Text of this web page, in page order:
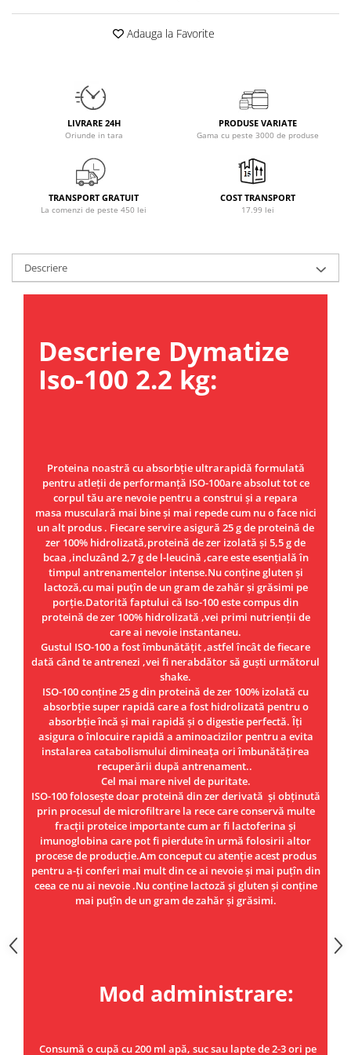
Osavi
Puritan`s Pride
Revoflex
Rich Piana 5% Nutrition
Scitec
Scivation
Skill Nutrition
Swanson
Under Armour
Universal
Adauga la Favorite
LIVRARE 24H
Oriunde in tara
PRODUSE VARIATE
Gama cu peste 3000 de produse
TRANSPORT GRATUIT
La comenzi de peste 450 lei
COST TRANSPORT
17.99 lei
Descriere
Descriere Dymatize
Iso-100 2.2 kg:
Proteina noastră cu absorbție ultrarapidă formulată
pentru atleții de performanță ISO-100are absolut tot ce
corpul tău are nevoie pentru a construi și a repara
masa musculară mai bine și mai repede cum nu o face nici
un alt produs . Fiecare servire asigură 25 g de proteină de
zer 100% hidrolizată,proteină de zer izolată și 5,5 g de
bcaa ,incluzând 2,7 g de l-leucină ,care este esențială în
timpul antrenamentelor intense.Nu conține gluten și
lactoză,cu mai puțîn de un gram de zahăr și grăsimi pe
porție.Datorită faptului că Iso-100 este compus din
proteină de zer 100% hidrolizată ,vei primi nutrienții de
care ai nevoie instantaneu.
Gustul ISO-100 a fost îmbunătățit ,astfel încât de fiecare
dată când te antrenezi ,vei fi nerabdător să guști următorul
shake.
ISO-100 conține 25 g din proteină de zer 100% izolată cu
absorbție super rapidă care a fost hidrolizată pentru o
absorbție încă și mai rapidă și o digestie perfectă. Îți
asigura o înlocuire rapidă a aminoacizilor pentru a evita
instalarea catabolismului dimineața ori îmbunătățirea
recuperării după antrenament..
Cel mai mare nivel de puritate.
ISO-100 folosește doar proteină din zer derivată și obținută
prin procesul de microfiltrare la rece care conservă multe
fracții proteice importante cum ar fi lactoferina și
imunoglobina care pot fi pierdute în urmă folosirii altor
procese de producție.Am conceput cu atenție acest produs
pentru a-ți conferi mai mult din ce ai nevoie și mai puțîn din
ceea ce nu ai nevoie .Nu conține lactoză și gluten și conține
mai puțîn de un gram de zahăr și grăsimi.
Mod administrare:
Consumă o cupă cu 200 ml apă, suc sau lapte de 2-3 ori pe